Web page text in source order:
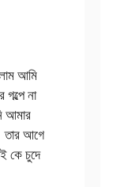
আমি
না
আমার
তার আগে
কে চুদে